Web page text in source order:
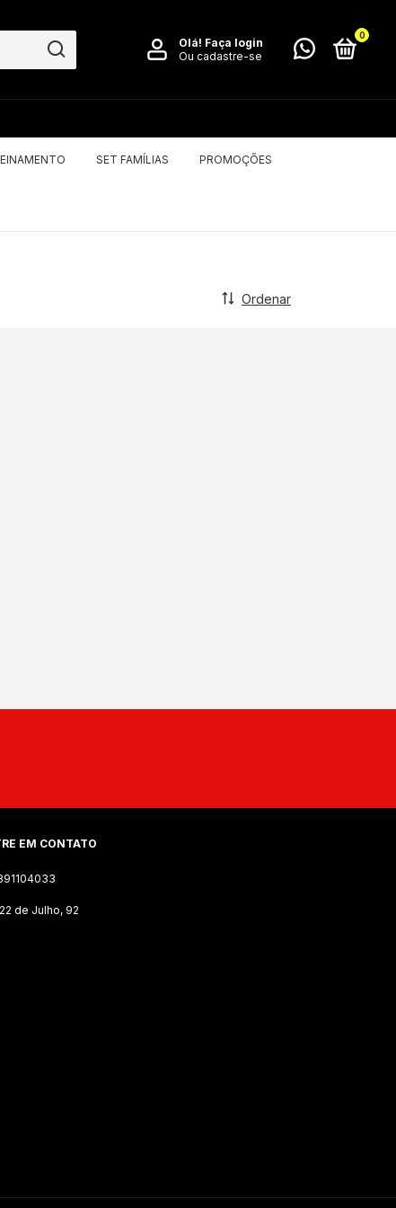
Olá! Faça login
Ou cadastre-se
0
SET FAMÍLIAS PROMOÇÕES
Ordenar
EM CONTATO
de Julho, 92